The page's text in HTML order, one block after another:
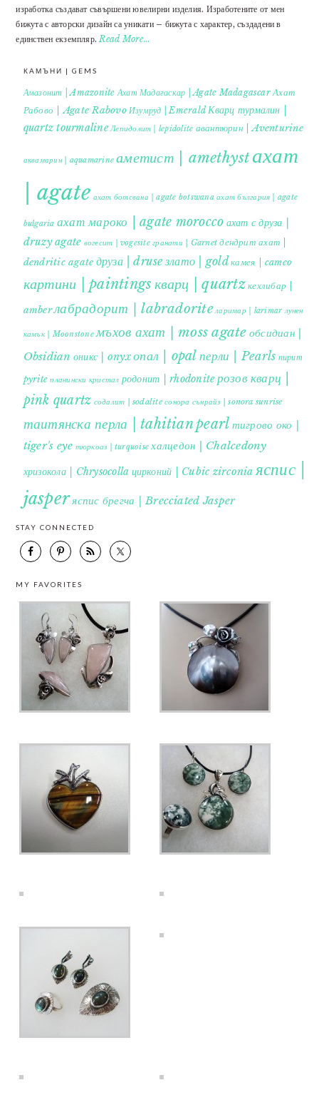
изработка създават съвършени ювелирни изделия. Изработените от мен
бижута с авторски дизайн са уникати – бижута с характер, създадени в
единствен екземпляр.Read More…
КАМЪНИ | GEMS
Амазонит | Amazonite Ахат Мадагаскар | Agate Madagascar Ахат
Рабово | Agate Rabovo Изумруд | Emerald Кварц турмалин |
quartz tourmaline Лепидолит | lepidolite авантюрин | Aventurine
аквамарин | aquamarine аметист | amethystахат
| agate ахат ботсвана | agate botswana ахат българия | agate
bulgaria ахат мароко | agate morocco ахат с друза |
druzy agate вогесит | vogesite гранати | Garnet дендрит ахат |
dendritic agate друза | druse злато | gold камея | cameo
картини | paintings кварц | quartzкехлибар |
amberлабрадорит | labradorite ларимар | larimar лунен
камък | Moonstone мъхов ахат | moss agate обсидиан |
Obsidian оникс | onyxопал | opal перли | Pearls пирит |
pyrite планински кристал родонит | rhodonite розов кварц |
pink quartz содалит | sodalite сонора сънрайз | sonora sunrise
таитянска перла | tahitian pearl тигрово око |
tiger's eye тюркоаз | turquoise халцедон | Chalcedony
хризокола | Chrysocolla цирконий | Cubic zirconia яспис |
jasperяспис брегча | Brecciated Jasper
STAY CONNECTED
MY FAVORITES